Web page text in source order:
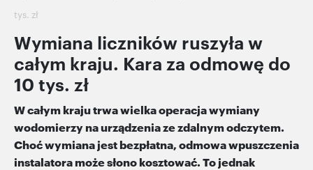
tys. zł
Wymiana liczników ruszyła w
całym kraju. Kara za odmowę do
10 tys. zł
W całym kraju trwa wielka operacja wymiany
wodomierzy na urządzenia ze zdalnym odczytem.
Choć wymiana jest bezpłatna, odmowa wpuszczenia
instalatora może słono kosztować. To jednak